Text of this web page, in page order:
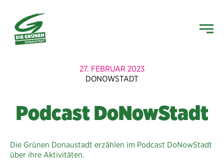
27. FEBRUAR 2023
DONOWSTADT
Podcast DoNowStadt
Die Grünen Donaustadt erzählen im Podcast DoNowStadt
über ihre Aktivitäten.